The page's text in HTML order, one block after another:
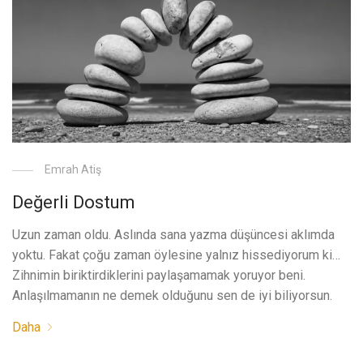
Emrah Atiş
Değerli Dostum
Uzun zaman oldu. Aslında sana yazma düşüncesi aklımda
yoktu. Fakat çoğu zaman öylesine yalnız hissediyorum ki…
Zihnimin biriktirdiklerini paylaşamamak yoruyor beni.
Anlaşılmamanın ne demek olduğunu sen de iyi biliyorsun.
Daha